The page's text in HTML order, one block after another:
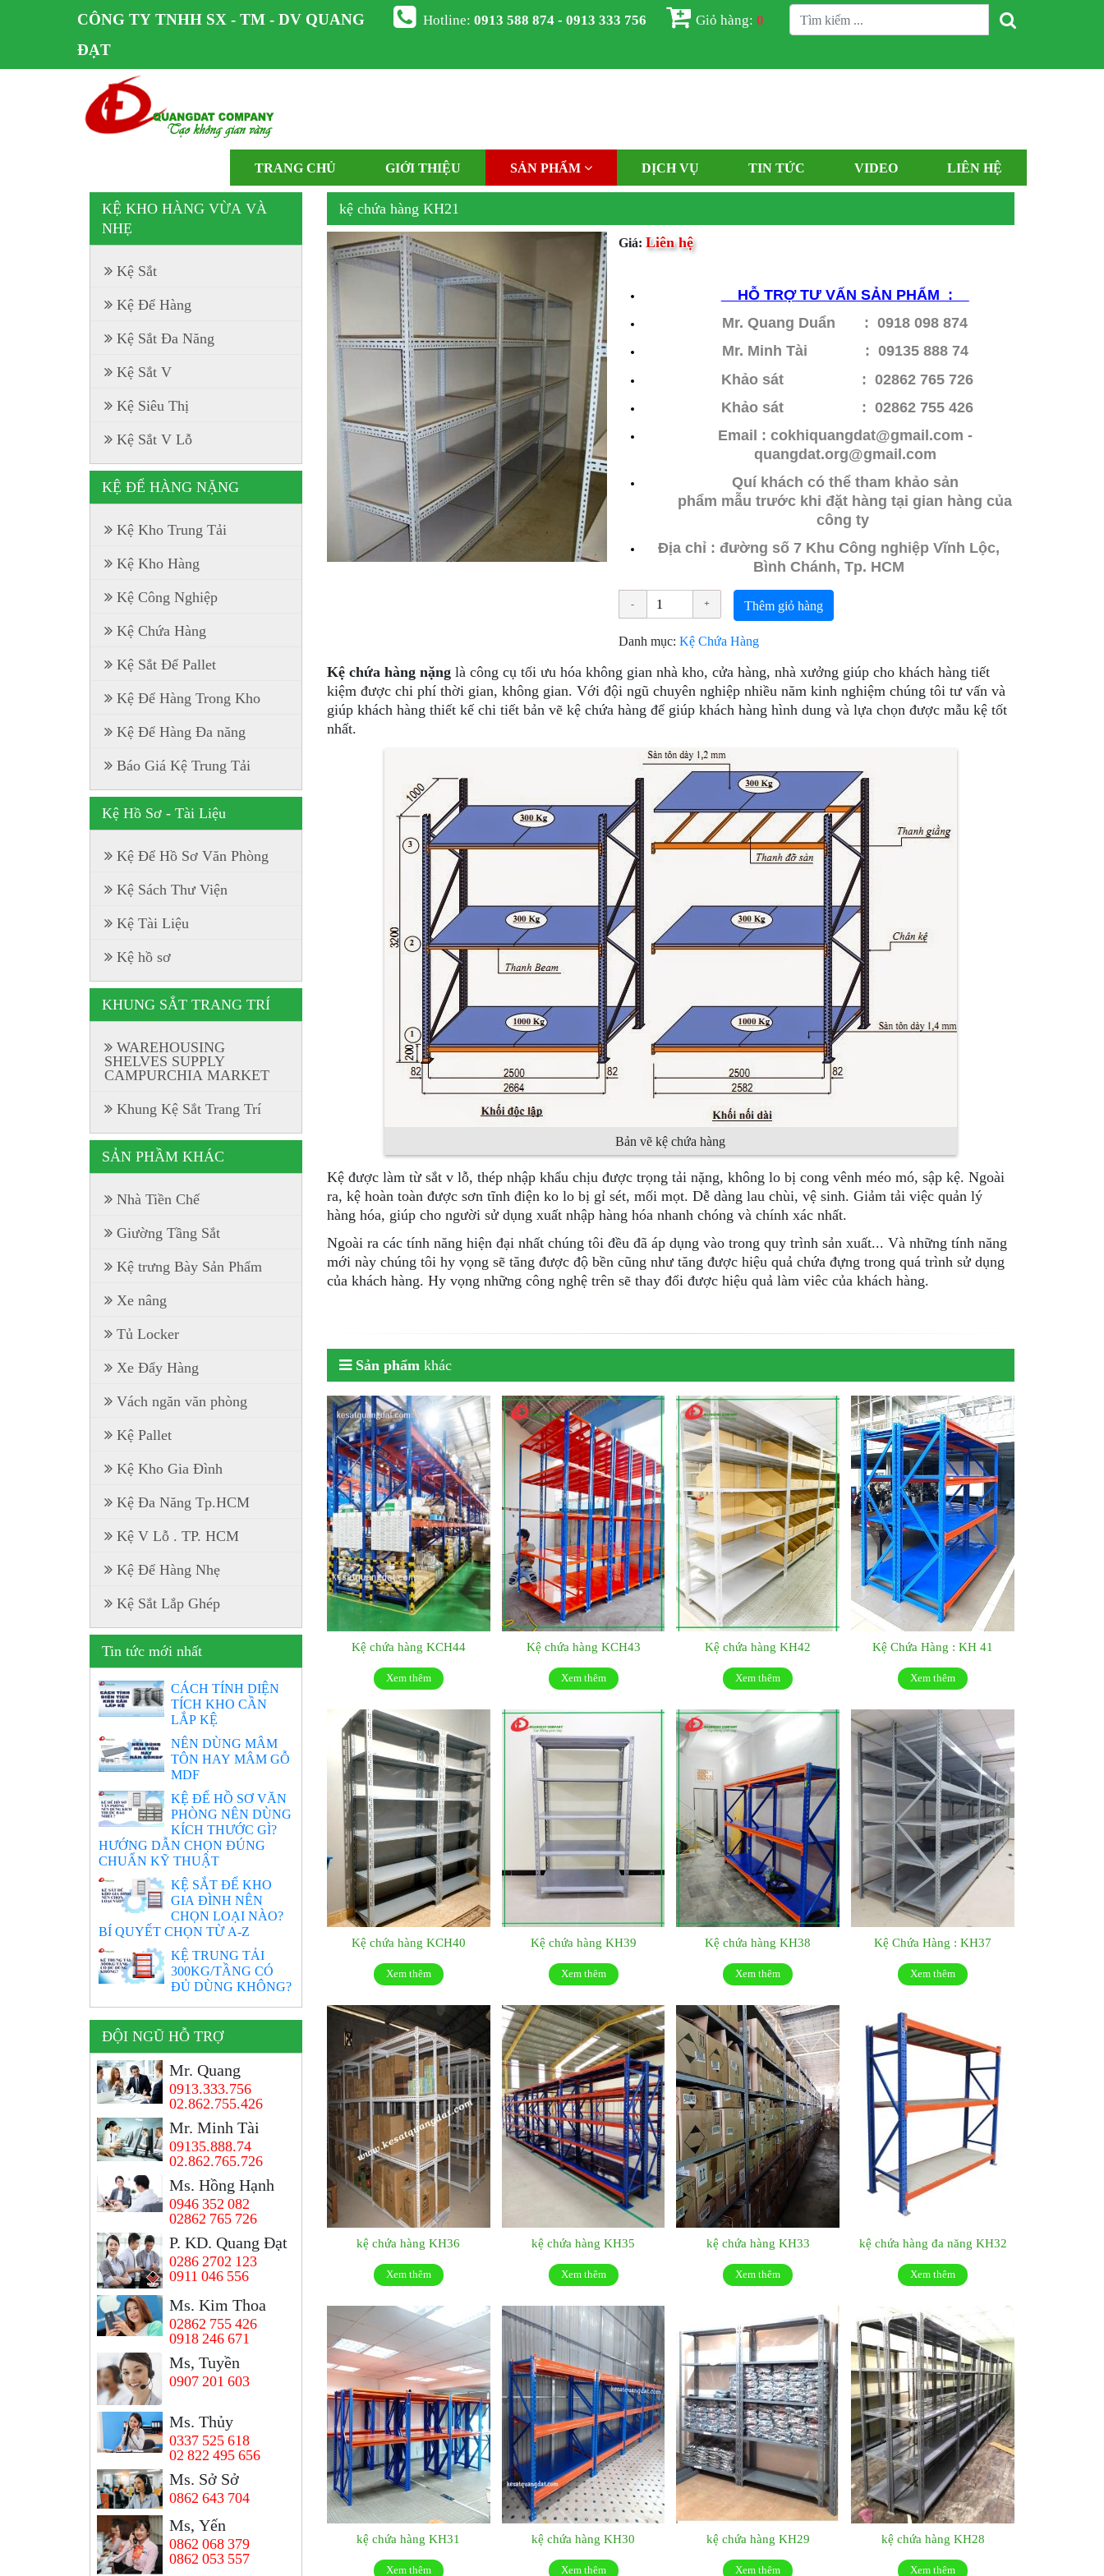
CÔNG TY TNHH SX - TM - DV QUANG
ĐẠT
Hotline:0913 588 874 - 0913 333 756 Giỏ hàng:0
TRANG CHỦ GIỚI THIỆU SẢN PHẨM DỊCH VỤ TIN TỨC VIDEO LIÊN HỆ
kệ chứa hàng KH21
Giá: Liên hệ
HỖTRỢ TƯ VẤN SẢN PHẨM :
Mr. Quang Duẩn : 0918 098 874
Mr. Minh Tài : 09135 888 74
Khảo sát : 02862 765 726
Khảo sát
: 02862 755 426
Email : cokhiquangdat@gmail.com -
quangdat.org@gmail.com
Quí khách có thể tham khảo sản
phẩm mẫu trước khi đặt hàng tại gian hàng của
công ty
Địa chỉ : đường số 7 Khu Công nghiệp Vĩnh Lộc,
Bình Chánh, Tp. HCM
Thêm giỏ hàng
Danh mục: Kệ Chứa Hàng
Kệ chứa hàng nặng là công cụ tối ưu hóa không gian nhà kho, cửa hàng, nhà xưởng giúp cho khách hàng tiết
kiệm được chi phí thời gian, không gian. Với đội ngũ chuyên nghiệp nhiều năm kinh nghiệm chúng tôi tư vấn và
giúp khách hàng thiết kế chi tiết bản vẽ kệ chứa hàng để giúp khách hàng hình dung và lựa chọn được mẫu kệ tốt
nhất.
Bản vẽ kệ chứa hàng
Kệ được làm từ sắt v lỗ, thép nhập khẩu chịu được trọng tải nặng, không lo bị cong vênh méo mó, sập kệ. Ngoài
ra, kệ hoàn toàn được sơn tĩnh điện ko lo bị gỉ sét, mối mọt. Dễ dàng lau chùi, vệ sinh. Giảm tải việc quản lý
hàng hóa, giúp cho người sử dụng xuất nhập hàng hóa nhanh chóng và chính xác nhất.
Ngoài ra các tính năng hiện đại nhất chúng tôi đều đã áp dụng vào trong quy trình sản xuất... Và những tính năng
mới này chúng tôi hy vọng sẽ tăng được độ bền cũng như tăng được hiệu quả chứa đựng trong quá trình sử dụng
của khách hàng. Hy vọng những công nghệ trên sẽ thay đổi được hiệu quả làm viêc của khách hàng.
Sản phẩm khác
Kệ chứa hàng KCH44
Xem thêm
Kệ chứa hàng KCH43
Xem thêm
Kệ chứa hàng KH42
Xem thêm
Kệ Chứa Hàng : KH 41
Xem thêm
Kệ chứa hàng KCH40
Xem thêm
Kệ chứa hàng KH39
Xem thêm
Kệ chứa hàng KH38
Xem thêm
Kệ Chứa Hàng : KH37
Xem thêm
kệ chứa hàng KH36
Xem thêm
kệ chứa hàng KH35
Xem thêm
kệ chứa hàng KH33
Xem thêm
kệ chứa hàng đa năng KH32
Xem thêm
kệ chứa hàng KH31
Xem thêm
kệ chứa hàng KH30
Xem thêm
kệ chứa hàng KH29
Xem thêm
kệ chứa hàng KH28
Xem thêm
KỆ KHO HÀNG VỪA VÀ
NHẸ
Kệ Sắt
Kệ Để Hàng
Kệ Sắt Đa Năng
Kệ Sắt V
Kệ Siêu Thị
Kệ Sắt V Lỗ
KỆ ĐỂ HÀNG NẶNG
Kệ Kho Trung Tải
Kệ Kho Hàng
Kệ Công Nghiệp
Kệ Chứa Hàng
Kệ Sắt Để Pallet
Kệ Để Hàng Trong Kho
Kệ Để Hàng Đa năng
Báo Giá Kệ Trung Tải
Kệ Hồ Sơ - Tài Liệu
Kệ Để Hồ Sơ Văn Phòng
Kệ Sách Thư Viện
Kệ Tài Liệu
Kệ hồ sơ
KHUNG SẮT TRANG TRÍ
WAREHOUSING
SHELVES SUPPLY
CAMPURCHIA MARKET
Khung Kệ Sắt Trang Trí
SẢN PHẦM KHÁC
Nhà Tiền Chế
Giường Tầng Sắt
Kệ trưng Bày Sản Phẩm
Xe nâng
Tủ Locker
Xe Đẩy Hàng
Vách ngăn văn phòng
Kệ Pallet
Kệ Kho Gia Đình
Kệ Đa Năng Tp.HCM
Kệ V Lỗ . TP. HCM
Kệ Để Hàng Nhẹ
Kệ Sắt Lắp Ghép
Tin tức mới nhất
CÁCH TÍNH DIỆN
TÍCH KHO CẦN
LẮP KỆ
NÊN DÙNG MÂM
TÔN HAY MÂM GỖ
MDF
KỆ ĐỂ HỒ SƠ VĂN
PHÒNG NÊN DÙNG
KÍCH THƯỚC GÌ?
HƯỚNG DẪN CHỌN ĐÚNG
CHUẨN KỸ THUẬT
KỆ SẮT ĐỂ KHO
GIA ĐÌNH NÊN
CHỌN LOẠI NÀO?
BÍ QUYẾT CHỌN TỪ A-Z
KỆ TRUNG TẢI
300KG/TẦNG CÓ
ĐỦ DÙNG KHÔNG?
ĐỘI NGŨ HỖ TRỢ
Mr. Quang
0913.333.756
02.862.755.426
Mr. Minh Tài
09135.888.74
02.862.765.726
Ms. Hồng Hạnh
0946 352 082
02862 765 726
P. KD. Quang Đạt
0286 2702 123
0911 046 556
Ms. Kim Thoa
02862 755 426
0918 246 671
Ms, Tuyền
0907 201 603
Ms. Thủy
0337 525 618
02 822 495 656
Ms. Sở Sở
0862 643 704
Ms, Yến
0862 068 379
0862 053 557